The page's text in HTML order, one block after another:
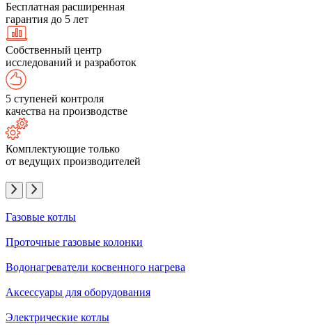
Бесплатная расширенная
гарантия до 5 лет
Собственный центр
исследований и разработок
5 ступеней контроля
качества на производстве
Комплектующие только
от ведущих производителей
Газовые котлы
Проточные газовые колонки
Водонагреватели косвенного нагрева
Аксессуары для оборудования
Электрические котлы